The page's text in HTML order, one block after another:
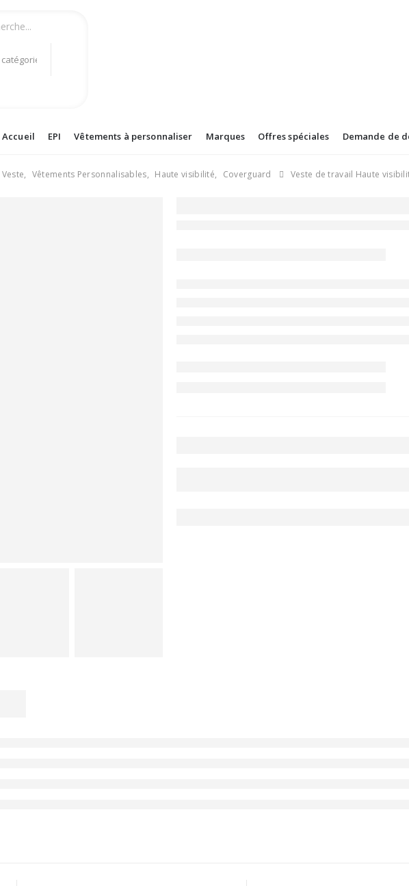
Accueil EPI Vêtements à personnaliser Marques Offres spéciales Demande de
Veste, Vêtements Personnalisables, Haute visibilité, Coverguard Veste de travail Haute